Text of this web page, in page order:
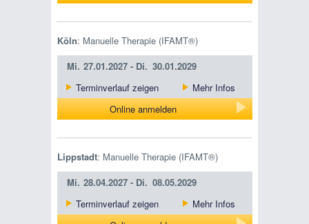
Köln: Manuelle Therapie (IFAMT®)
Mi. 27.01.2027 - Di. 30.01.2029
Terminverlauf zeigen
Mehr Infos
Online anmelden
Lippstadt: Manuelle Therapie (IFAMT®)
Mi. 28.04.2027 - Di. 08.05.2029
Terminverlauf zeigen
Mehr Infos